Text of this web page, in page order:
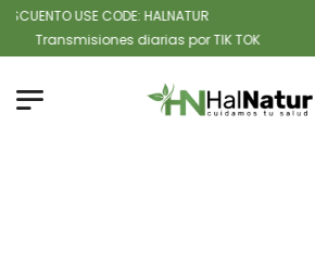
USE CODE: HALNATUR
diarias por TIK TOK